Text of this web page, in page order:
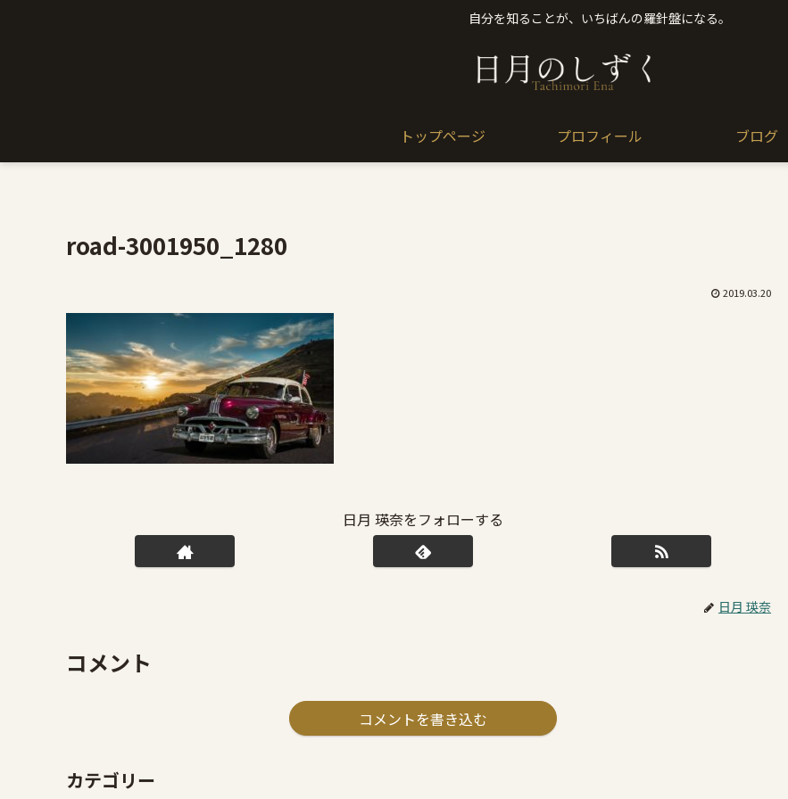
自分を知ることが、いちばんの羅針盤になる。
トップページ プロフィール ブログ
road-3001950_1280
2019.03.20
日月 瑛奈をフォローする
日月 瑛奈
コメント
コメントを書き込む
カテゴリー